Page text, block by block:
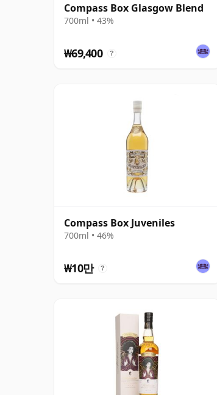
Compass Box Glasgow Blend
700ml • 43%
₩69,400 ?
Compass Box Juveniles
700ml • 46%
₩10만 ?